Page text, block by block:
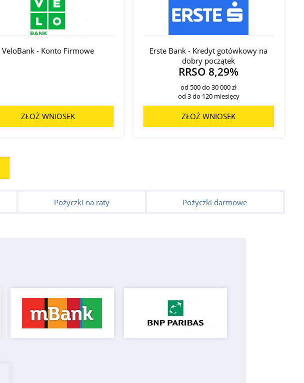
VeloBank - Konto Firmowe
ZŁOŻ WNIOSEK
Erste Bank - Kredyt gotówkowy na
dobry początek
RRSO 8,29%
od 500 do 30 000 zł
od 3 do 120 miesięcy
ZŁOŻ WNIOSEK
Pożyczki na raty Pożyczki darmowe